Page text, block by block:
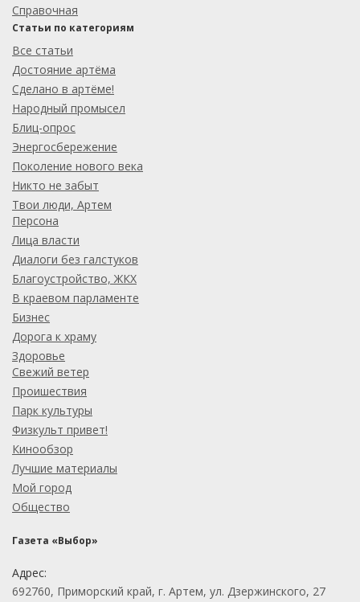
Справочная
Статьи по категориям
Все статьи
Достояние артёма
Сделано в артёме!
Народный промысел
Блиц-опрос
Энергосбережение
Поколение нового века
Никто не забыт
Твои люди, Артем
Персона
Лица власти
Диалоги без галстуков
Благоустройство, ЖКХ
В краевом парламенте
Бизнес
Дорога к храму
Здоровье
Свежий ветер
Проишествия
Парк культуры
Физкульт привет!
Кинообзор
Лучшие материалы
Мой город
Общество
Газета «Выбор»
Адрес:
692760, Приморский край, г. Артем, ул. Дзержинского, 27